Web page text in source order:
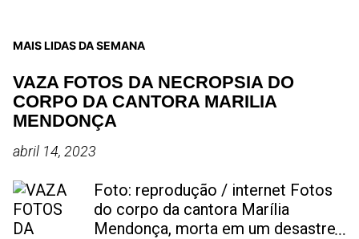
MAIS LIDAS DA SEMANA
VAZA FOTOS DA NECROPSIA DO
CORPO DA CANTORA MARILIA
MENDONÇA
abril 14, 2023
Foto: reprodução / internet Fotos
do corpo da cantora Marília
Mendonça, morta em um desastre